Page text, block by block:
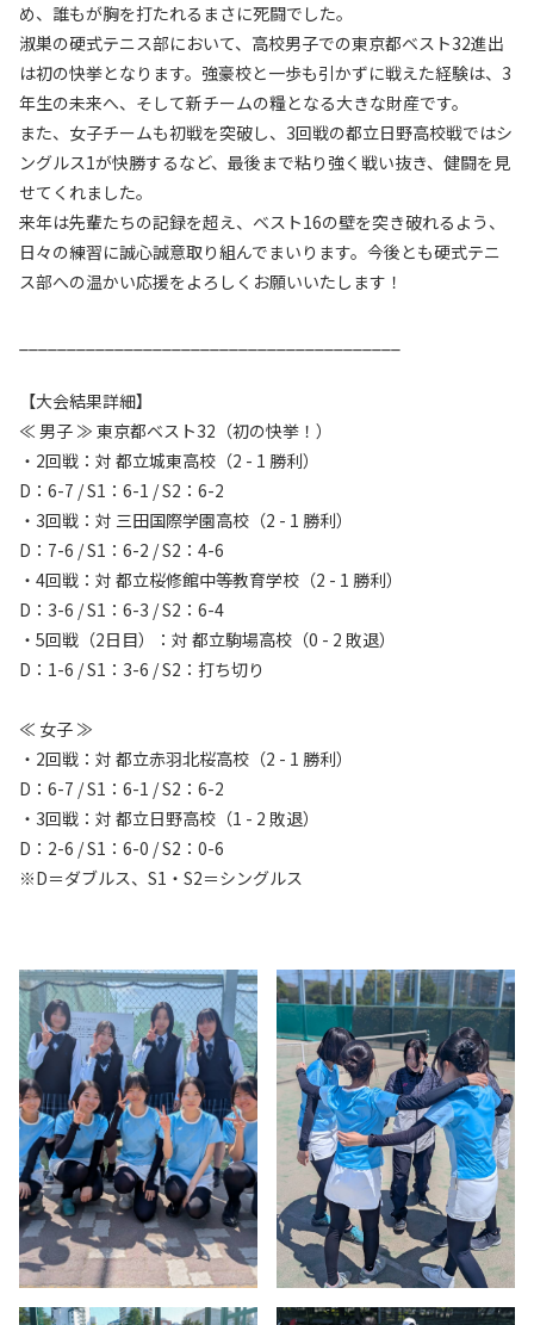
め、誰もが胸を打たれるまさに死闘でした。
淑巣の硬式テニス部において、高校男子での東京都ベスト32進出
は初の快挙となります。強豪校と一歩も引かずに戦えた経験は、3
年生の未来へ、そして新チームの糧となる大きな財産です。
また、女子チームも初戦を突破し、3回戦の都立日野高校戦ではシ
ングルス1が快勝するなど、最後まで粘り強く戦い抜き、健闘を見
せてくれました。
来年は先輩たちの記録を超え、ベスト16の壁を突き破れるよう、
日々の練習に誠心誠意取り組んでまいります。今後とも硬式テニ
ス部への温かい応援をよろしくお願いいたします！
【大会結果詳細】
≪ 男子 ≫ 東京都ベスト32（初の快挙！）
・2回戦：対 都立城東高校（2 - 1 勝利）
D：6-7 / S1：6-1 / S2：6-2
・3回戦：対 三田国際学園高校（2 - 1 勝利）
D：7-6 / S1：6-2 / S2：4-6
・4回戦：対 都立桜修館中等教育学校（2 - 1 勝利）
D：3-6 / S1：6-3 / S2：6-4
・5回戦（2日目）：対 都立駒場高校（0 - 2 敗退）
D：1-6 / S1：3-6 / S2：打ち切り
≪ 女子 ≫
・2回戦：対 都立赤羽北桜高校（2 - 1 勝利）
D：6-7 / S1：6-1 / S2：6-2
・3回戦：対 都立日野高校（1 - 2 敗退）
D：2-6 / S1：6-0 / S2：0-6
※D＝ダブルス、S1・S2＝シングルス